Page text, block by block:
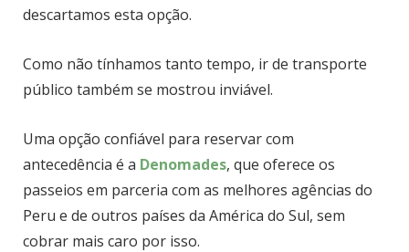
descartamos esta opção.
Como não tínhamos tanto tempo, ir de transporte
público também se mostrou inviável.
Uma opção confiável para reservar com
antecedência é a Denomades, que oferece os
passeios em parceria com as melhores agências do
Peru e de outros países da América do Sul, sem
cobrar mais caro por isso.